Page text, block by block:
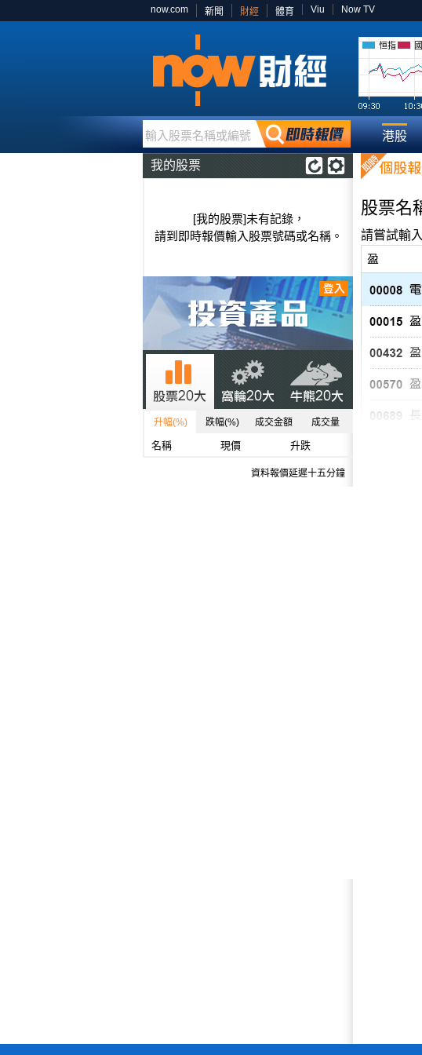
now.com 新聞 財經 體育 Viu Now TV
恒指
輸入股票名稱或編號 港股
我的股票
[我的股票]未有記錄，
請到即時報價輸入股票號碼或名稱。
升幅(%) 跌幅(%) 成交金額 成交量
名稱 現價 升跌
資料報價延遲十五分鐘
股票名
請嘗試輸